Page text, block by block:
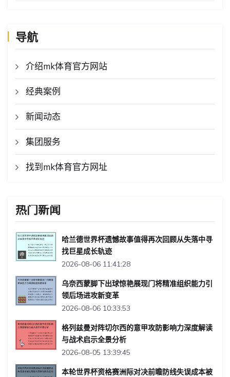
导航
介绍mk体育官方网站
经典案例
新闻动态
集团服务
找到mk体育官方网址
热门新闻
哈兰德世界杯遗憾故事值得再次回顾从失落中寻
找巨星成长轨迹
2026-08-06 11:41:28
乌奈西蒙脚下出球惊艳展现门将精准组织能力引
领后场进攻新变革
2026-08-06 10:33:53
格列兹曼对阵切尔西的意甲攻防影响力深度解读
与战术启示全景分析
2026-08-05 13:39:45
本轮世界杯资格赛洲际对决前瞻防线失误成本被